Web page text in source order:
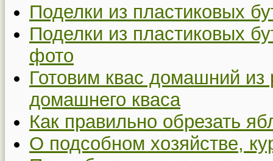
Поделки из пластиковых
Поделки из пластиковых
фото
Готовим квас домашний
домашнего кваса
Как правильно обрезать
О подсобном хозяйстве,